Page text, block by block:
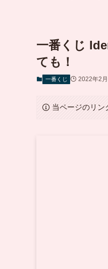
一番くじ
ても！
一番くじ 2022年2
当ページのリン